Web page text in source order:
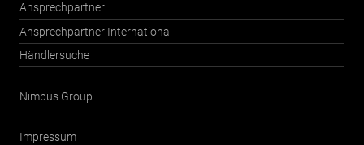
Ansprechpartner
Ansprechpartner International
Händlersuche
Nimbus Group
Impressum